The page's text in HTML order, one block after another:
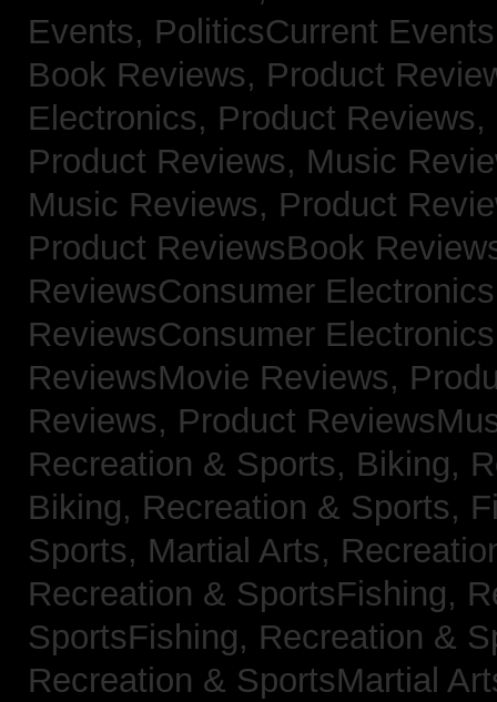
Events, PoliticsCurrent
Book Reviews, Product
Electronics, Product
Product Reviews, Music
Music Reviews, Product
Product ReviewsBook
ReviewsConsumer
ReviewsConsumer
ReviewsMovie Reviews,
Reviews, Product
Recreation & Sports, Biking,
Biking, Recreation & Sports,
Sports, Martial Arts,
Recreation & SportsFishing,
SportsFishing, Recreation &
Recreation & SportsMartial